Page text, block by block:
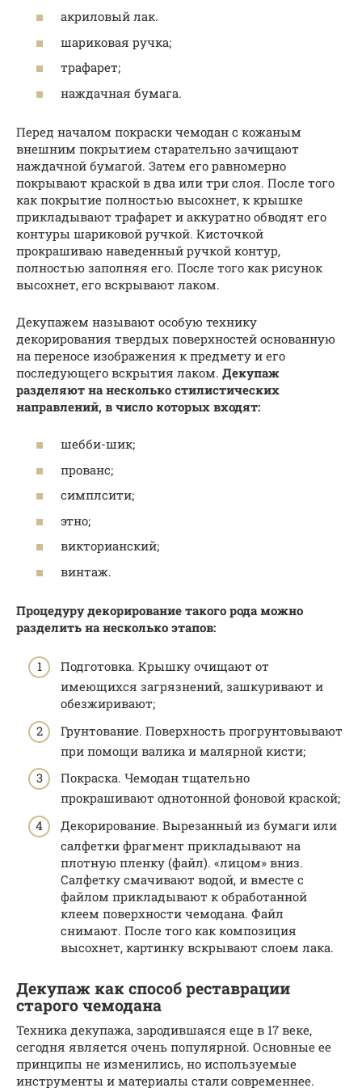
акриловый лак.
шариковая ручка;
трафарет;
наждачная бумага.
Перед началом покраски чемодан с кожаным
внешним покрытием старательно зачищают
наждачной бумагой. Затем его равномерно
покрывают краской в два или три слоя. После того
как покрытие полностью высохнет, к крышке
прикладывают трафарет и аккуратно обводят его
контуры шариковой ручкой. Кисточкой
прокрашиваю наведенный ручкой контур,
полностью заполняя его. После того как рисунок
высохнет, его вскрывают лаком.
Декупажем называют особую технику
декорирования твердых поверхностей основанную
на переносе изображения к предмету и его
последующего вскрытия лаком. Декупаж
разделяют на несколько стилистических
направлений, в число которых входят:
шебби-шик;
прованс;
симплсити;
этно;
викторианский;
винтаж.
Процедуру декорирование такого рода можно
разделить на несколько этапов:
Подготовка. Крышку очищают от
имеющихся загрязнений, зашкуривают и
обезжиривают;
Грунтование. Поверхность прогрунтовывают
при помощи валика и малярной кисти;
Покраска. Чемодан тщательно
прокрашивают однотонной фоновой краской;
Декорирование. Вырезанный из бумаги или
салфетки фрагмент прикладывают на
плотную пленку (файл). «лицом» вниз.
Салфетку смачивают водой, и вместе с
файлом прикладывают к обработанной
клеем поверхности чемодана. Файл
снимают. После того как композиция
высохнет, картинку вскрывают слоем лака.
Декупаж как способ реставрации
старого чемодана
Техника декупажа, зародившаяся еще в 17 веке,
сегодня является очень популярной. Основные ее
принципы не изменились, но используемые
инструменты и материалы стали современнее.